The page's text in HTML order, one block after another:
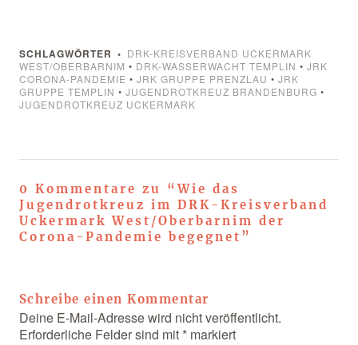
SCHLAGWÖRTER
DRK-KREISVERBAND UCKERMARK
WEST/OBERBARNIM • DRK-WASSERWACHT TEMPLIN • JRK
CORONA-PANDEMIE • JRK GRUPPE PRENZLAU • JRK
GRUPPE TEMPLIN • JUGENDROTKREUZ BRANDENBURG •
JUGENDROTKREUZ UCKERMARK
0 Kommentare zu “Wie das
Jugendrotkreuz im DRK-Kreisverband
Uckermark West/Oberbarnim der
Corona-Pandemie begegnet ”
Schreibe einen Kommentar
Deine E-Mail-Adresse wird nicht veröffentlicht.
Erforderliche Felder sind mit *markiert